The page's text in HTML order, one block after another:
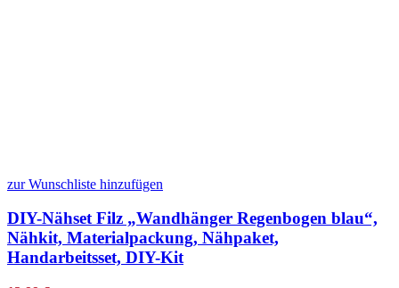
zur Wunschliste hinzufügen
DIY-Nähset Filz „Wandhänger Regenbogen blau“,
Nähkit, Materialpackung, Nähpaket,
Handarbeitsset, DIY-Kit